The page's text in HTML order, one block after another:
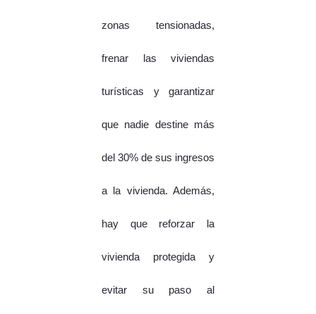
zonas tensionadas,
frenar las viviendas
turísticas y garantizar
que nadie destine más
del 30% de sus ingresos
a la vivienda. Además,
hay que reforzar la
vivienda protegida y
evitar su paso al